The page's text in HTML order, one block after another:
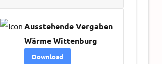
Ausstehende Vergaben
Wärme Wittenburg
Download